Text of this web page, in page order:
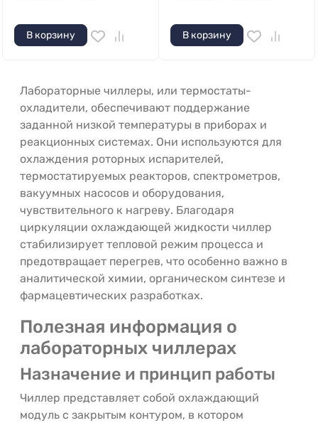
В корзину В корзину
Лабораторные чиллеры, или термостаты-
охладители, обеспечивают поддержание
заданной низкой температуры в приборах и
реакционных системах. Они используются для
охлаждения роторных испарителей,
термостатируемых реакторов, спектрометров,
вакуумных насосов и оборудования,
чувствительного к нагреву. Благодаря
циркуляции охлаждающей жидкости чиллер
стабилизирует тепловой режим процесса и
предотвращает перегрев, что особенно важно в
аналитической химии, органическом синтезе и
фармацевтических разработках.
Полезная информация о
лабораторных чиллерах
Назначение и принцип работы
Чиллер представляет собой охлаждающий
модуль с закрытым контуром, в котором